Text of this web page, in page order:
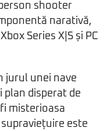
shooter
narativă,
Series X|S și PC
jurul unei nave
plan disperat de
misterioasa
este